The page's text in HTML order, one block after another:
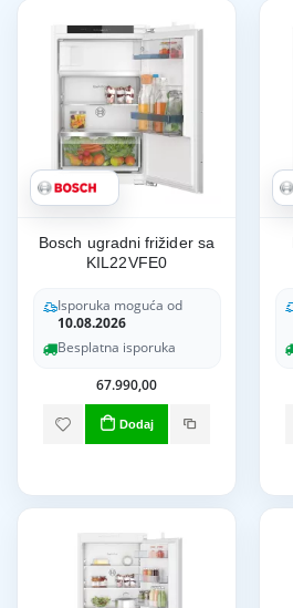
Bosch ugradni frižider sa
KIL22VFE0
Isporuka moguća od
10.08.2026
Besplatna isporuka
67.990,00
Dodaj